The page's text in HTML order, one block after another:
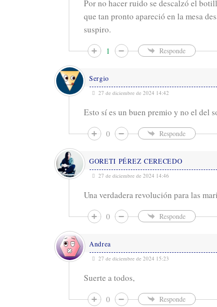
Por no hacer ruido se descalzó el
que tan pronto apareció en la mesa
suspiro.
1 Responde
Sergio
27 de diciembre de 2024 14:42
Esto sí es un buen premio y no el del
0 Responde
GORETI PÉREZ CERECEDO
27 de diciembre de 2024 14:46
Una verdadera revolución para las
0 Responde
Andrea
27 de diciembre de 2024 15:23
Suerte a todos,
0 Responde